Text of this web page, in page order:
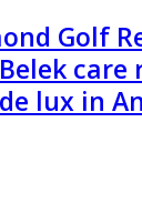
Golf
care
lux in